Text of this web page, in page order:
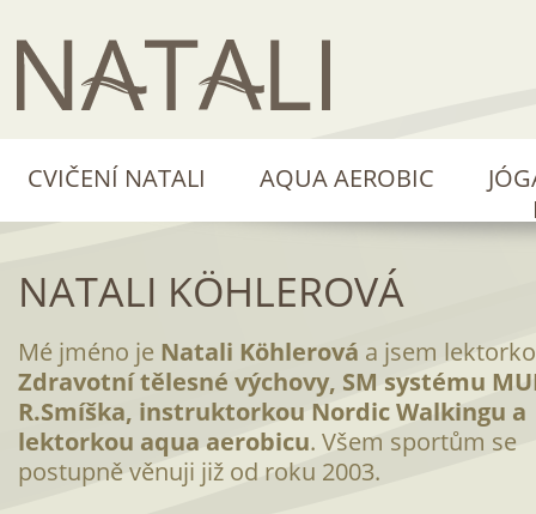
NATALI KÖHLEROVÁ
Mé jméno je Natali Köhlerová a jsem
Zdravotní tělesné výchovy, SM systému
R.Smíška, instruktorkou Nordic Walkingu a
lektorkou aqua aerobicu. Všem sportům se
postupně věnuji již od roku 2003.
CVIČENÍ NATALI AQUA AEROBIC